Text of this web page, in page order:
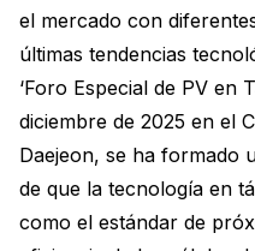
el mercado con
últimas tendencias
‘Foro Especial de PV en
diciembre de 2025 en el
Daejeon, se ha formado
de que la tecnología en
como el estándar de